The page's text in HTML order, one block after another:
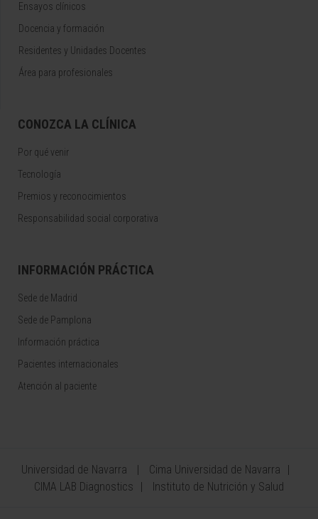
Ensayos clínicos
Docencia y formación
Residentes y Unidades Docentes
Área para profesionales
CONOZCA LA CLÍNICA
Por qué venir
Tecnología
Premios y reconocimientos
Responsabilidad social corporativa
INFORMACIÓN PRÁCTICA
Sede de Madrid
Sede de Pamplona
Información práctica
Pacientes internacionales
Atención al paciente
Universidad de Navarra
Cima Universidad de Navarra
CIMA LAB Diagnostics
Instituto de Nutrición y Salud